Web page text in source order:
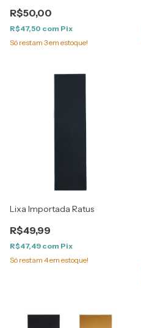
R$50,00
R$47,50 com Pix
Só restam 3em estoque!
Lixa Importada Ratus
R$49,99
R$47,49 com Pix
Só restam 4em estoque!